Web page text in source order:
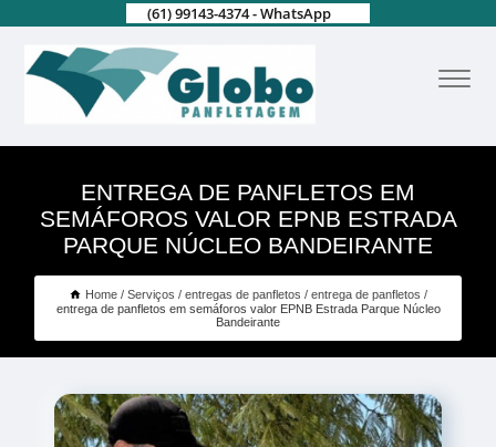
(61) 99143-4374 - WhatsApp
ENTREGA DE PANFLETOS EM
SEMÁFOROS VALOR EPNB ESTRADA
PARQUE NÚCLEO BANDEIRANTE
Home Serviços entregas de panfletos
entrega de panfletos
entrega de panfletos em semáforos valor EPNB Estrada Parque Núcleo
Bandeirante